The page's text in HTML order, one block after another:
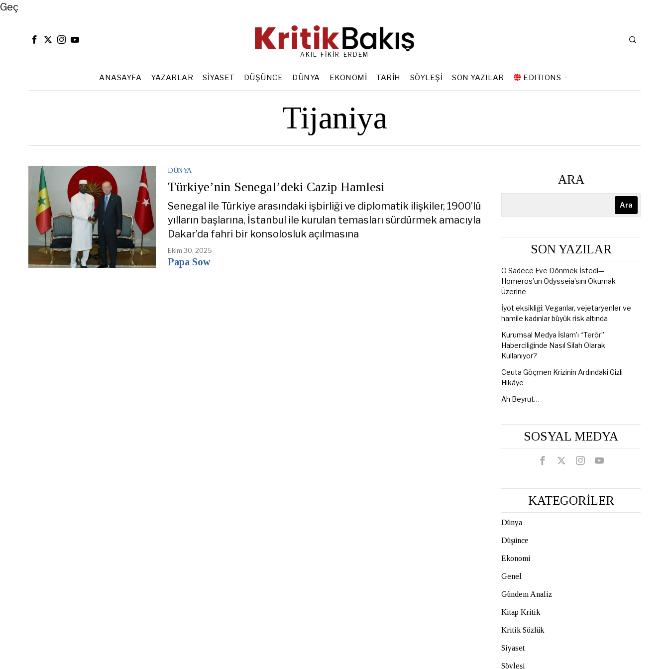
Close
Geç
AKIL-FİKİR-ERDEM
ANASAYFA YAZARLAR SIYASET DÜŞÜNCE DÜNYA EKONOMI TARIH SÖYLEŞI SON YAZILAR EDITIONS
Tijaniya
DÜNYA
Türkiye’nin Senegal’deki Cazip Hamlesi
Senegal ile Türkiye arasındaki işbirliği ve diplomatik ilişkiler, 1900’lü
yılların başlarına, İstanbul ile kurulan temasları sürdürmek amacıyla
Dakar’da fahri bir konsolosluk açılmasına
Ekim 30, 2025
Papa Sow
ARA
Ara
SON YAZILAR
O Sadece Eve Dönmek İstedi—
Homeros’un Odysseia’sını Okumak
Üzerine
İyot eksikliği: Veganlar, vejetaryenler ve
hamile kadınlar büyük risk altında
Kurumsal Medya İslam’ı “Terör”
Haberciliğinde Nasıl Silah Olarak
Kullanıyor?
Ceuta Göçmen Krizinin Ardındaki Gizli
Hikâye
Ah Beyrut…
SOSYAL MEDYA
KATEGORİLER
Dünya
Düşünce
Ekonomi
Genel
Gündem Analiz
Kitap Kritik
Kritik Sözlük
Siyaset
Söyleşi